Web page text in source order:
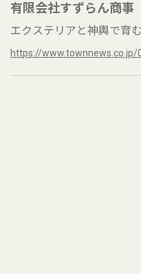
有限会社すずらん商事
エクステリアと神輿で育
https://